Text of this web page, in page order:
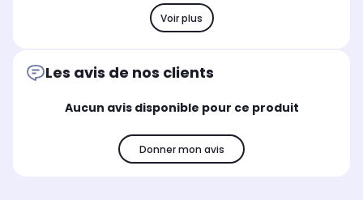
Voir plus
Les avis de nos clients
Aucun avis disponible pour ce produit
Donner mon avis